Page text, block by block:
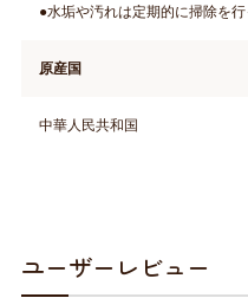
●水垢や汚れは定期的に掃除を行
原産国
中華人民共和国
ユーザーレビュー